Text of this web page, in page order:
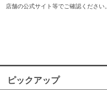
店舗の公式サイト等でご確認ください。
ピックアップ